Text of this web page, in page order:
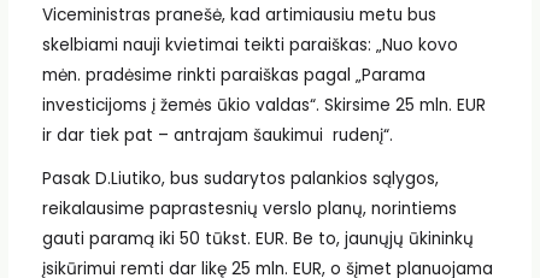
Viceministras pranešė, kad artimiausiu metu bus
skelbiami nauji kvietimai teikti paraiškas: „Nuo kovo
mėn. pradėsime rinkti paraiškas pagal „Parama
investicijoms į žemės ūkio valdas“. Skirsime 25 mln. EUR
ir dar tiek pat – antrajam šaukimui rudenį“.
Pasak D.Liutiko, bus sudarytos palankios sąlygos,
reikalausime paprastesnių verslo planų, norintiems
gauti paramą iki 50 tūkst. EUR. Be to, jaunųjų ūkininkų
įsikūrimui remti dar likę 25 mln. EUR, o šįmet planuojama